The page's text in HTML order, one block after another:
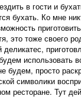
в гости и
бухать. Ко мне
это тоже своего
использовать
будем, просто
символики
ресторане. Тут